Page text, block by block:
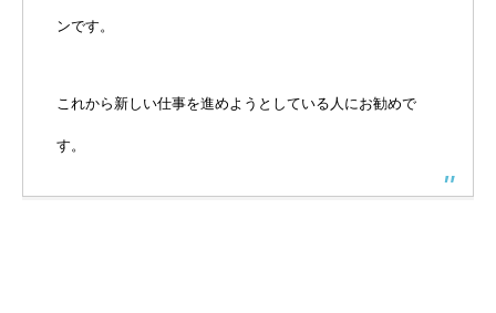
ンです。
これから新しい仕事を進めようとしている人にお勧めで
す。